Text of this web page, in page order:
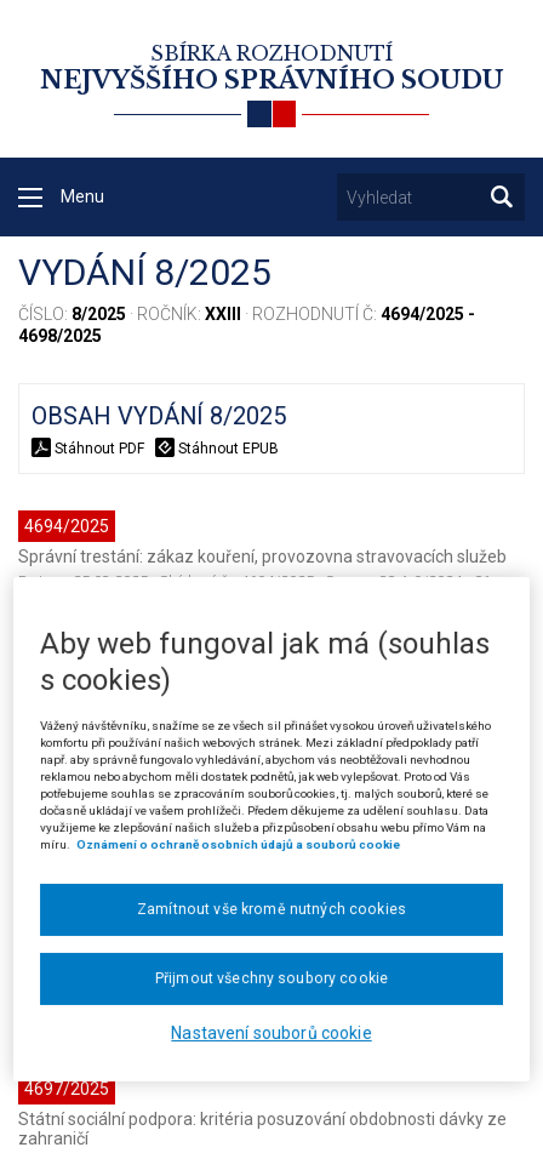
SBÍRKA ROZHODNUTÍ
NEJVYŠŠÍHO SPRÁVNÍHO SOUDU
Menu
VYDÁNÍ 8/2025
ČÍSLO: 8/2025 · ROČNÍK: XXIII · ROZHODNUTÍ Č: 4694/2025 -
4698/2025
OBSAH VYDÁNÍ 8/2025
Stáhnout PDF Stáhnout EPUB
4694/2025
Správní trestání: zákaz kouření, provozovna stravovacích služeb
Datum: 25.03.2025 · Sbírkové č.: 4694/2025 · Sp. zn.: 33 A 9/2024 - 81
Hospodářská soutěž: místní šetření; nezákonný zásah
Datum:27.05.2025· Sbírkové č.:4695/2025 · Sp. zn.:6 As 252/2024 - 120
Typ:Rozsudek (SJS)· Pramen:Sb.NSS· Autor:Nejvyšší správní soud -
senát (ostatní)· Vydání:8/2025· Strana:353· Vztah k předpisu:
Veřejné zakázky: zadání veřejné zakázky v režimu výjimky; podání
· Sbírkové č.: 4696/2025 · Sp. zn.:
Rozsudek (SJS) · Pramen:Sb.NSS· Autor: Nejvyšší správní soud -
senát (ostatní)· Vydání:8/2025· Strana:365· Vztah k předpisu:
4697/2025
Státní sociální podpora: kritéria posuzování obdobnosti dávky ze
zahraničí
Aby web fungoval jak má (souhlas
s cookies)
Vážený návštěvníku, snažíme se ze všech sil přinášet vysokou úroveň uživatelského
komfortu při používání našich webových stránek. Mezi základní předpoklady patří
např. aby správně fungovalo vyhledávání, abychom vás neobtěžovali nevhodnou
reklamou nebo abychom měli dostatek podnětů, jak web vylepšovat. Proto od Vás
potřebujeme souhlas se zpracováním souborů cookies, tj. malých souborů, které se
dočasně ukládají ve vašem prohlížeči. Předem děkujeme za udělení souhlasu. Data
využijeme ke zlepšování našich služeb a přizpůsobení obsahu webu přímo Vám na
míru. Oznámení o ochraně osobních údajů a souborů cookie
Nastavení souborů cookie
Zamítnout vše kromě nutných cookies
Přijmout všechny soubory cookie